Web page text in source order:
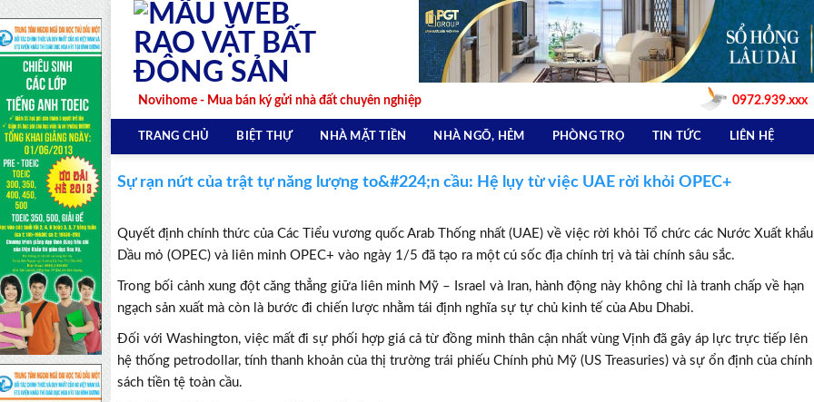
Skip
content
Novihome - Mua bán ký gửi nhà đất chuyên nghiệp 0972.939.xxx
TRANG CHỦ BIỆT THỰ NHÀ MẶT TIỀN NHÀ NGÕ, HẺM PHÒNG TRỌ TIN TỨC LIÊN HỆ
Sự rạn nứt của trật tự năng lượng to&#224;n cầu: Hệ lụy từ việc UAE rời khỏi OPEC+
Quyết định chính thức của Các Tiểu vương quốc Arab Thống nhất (UAE) về việc rời khỏi Tổ chức các Nước Xuất khẩu
Dầu mỏ (OPEC) và liên minh OPEC+ vào ngày 1/5 đã tạo ra một cú sốc địa chính trị và tài chính sâu sắc.
Trong bối cảnh xung đột căng thẳng giữa liên minh Mỹ – Israel và Iran, hành động này không chỉ là tranh chấp về hạn
ngạch sản xuất mà còn là bước đi chiến lược nhằm tái định nghĩa sự tự chủ kinh tế của Abu Dhabi.
Đối với Washington, việc mất đi sự phối hợp giá cả từ đồng minh thân cận nhất vùng Vịnh đã gây áp lực trực tiếp lên
hệ thống petrodollar, tính thanh khoản của thị trường trái phiếu Chính phủ Mỹ (US Treasuries) và sự ổn định của chính
sách tiền tệ toàn cầu.